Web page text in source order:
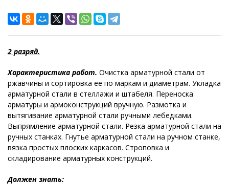
2 разряд.
Характеристика работ. Очистка арматурной стали от
ржавчины и сортировка ее по маркам и диаметрам. Укладка
арматурной стали в стеллажи и штабеля. Переноска
арматуры и армоконструкций вручную. Размотка и
вытягивание арматурной стали ручными лебедками.
Выпрямление арматурной стали. Резка арматурной стали на
ручных станках. Гнутье арматурной стали на ручном станке,
вязка простых плоских каркасов. Строповка и
складирование арматурных конструкций.
Должен знать: